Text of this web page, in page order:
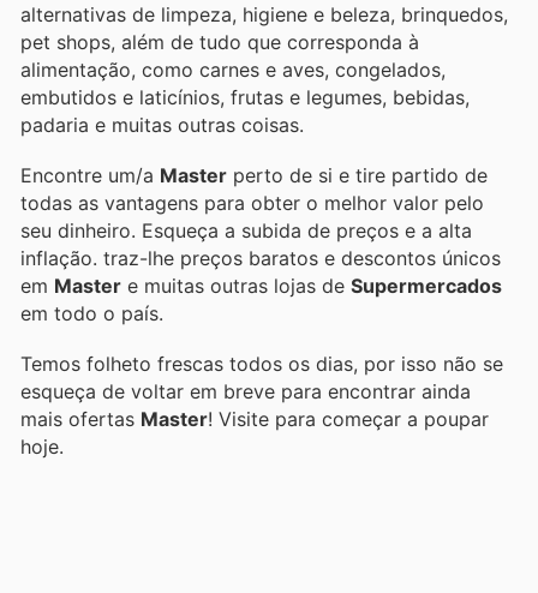
alternativas de limpeza, higiene e beleza, brinquedos,
pet shops, além de tudo que corresponda à
alimentação, como carnes e aves, congelados,
embutidos e laticínios, frutas e legumes, bebidas,
padaria e muitas outras coisas.
Encontre um/a Master perto de si e tire partido de
todas as vantagens para obter o melhor valor pelo
seu dinheiro. Esqueça a subida de preços e a alta
inflação. traz-lhe preços baratos e descontos únicos
em Master e muitas outras lojas de Supermercados
em todo o país.
Temos folheto frescas todos os dias, por isso não se
esqueça de voltar em breve para encontrar ainda
mais ofertas Master ! Visite para começar a poupar
hoje.